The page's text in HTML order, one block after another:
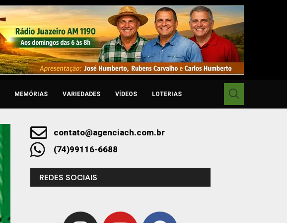
MEMÓRIAS VARIEDADES VÍDEOS LOTERIAS
contato@agenciach.com.br
(74)99116-6688
REDES SOCIAIS